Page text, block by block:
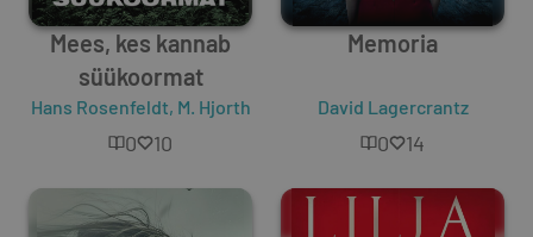
Mees, kes kannab
süükoormat
Hans Rosenfeldt, M. Hjorth
0 10
Memoria
David Lagercrantz
0 14